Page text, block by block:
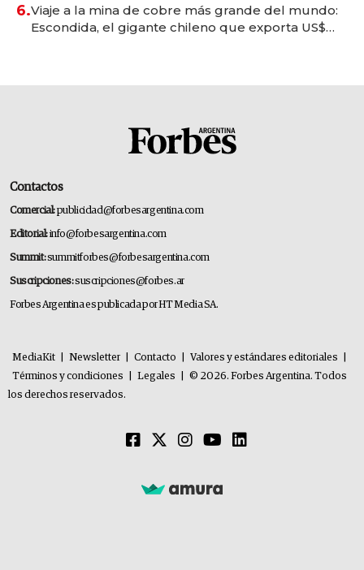
6.Viaje a la mina de cobre más grande del mundo:
Escondida, el gigante chileno que exporta US$
Contactos
Comercial:publicidad@forbesargentina.com
Editorial:info@forbesargentina.com
Summit:summitforbes@forbesargentina.com
Suscripciones:suscripciones@forbes.ar
Forbes Argentina es publicada por HT Media SA.
MediaKit Newsletter Contacto Valores y estándares editoriales
Términos y condiciones
Legales
© 2026. Forbes Argentina. Todos
los derechos reservados.